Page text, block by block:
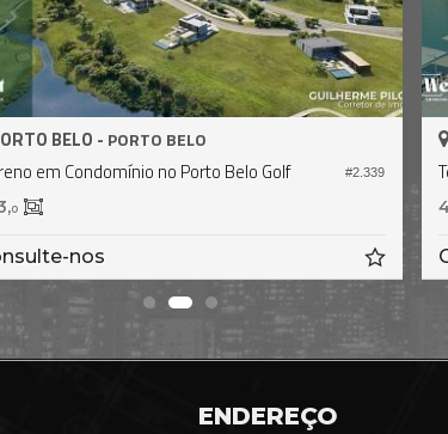
#2.339
BELO -PORTO BELO
em Condomínio no Porto Belo Golf
nos
425,0
ENDEREÇO